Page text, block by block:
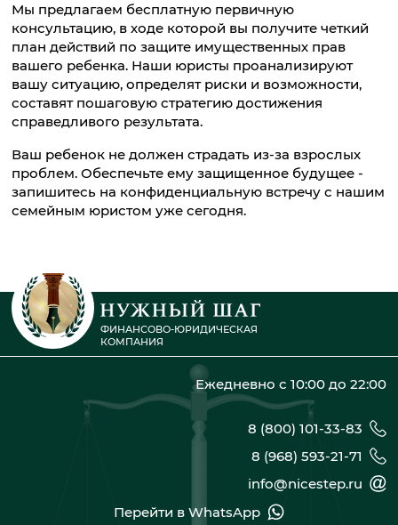
Мы предлагаем бесплатную первичную
консультацию, в ходе которой вы получите четкий
план действий по защите имущественных прав
вашего ребенка. Наши юристы проанализируют
вашу ситуацию, определят риски и возможности,
составят пошаговую стратегию достижения
справедливого результата.
Ваш ребенок не должен страдать из-за взрослых
проблем. Обеспечьте ему защищенное будущее -
запишитесь на конфиденциальную встречу с нашим
семейным юристом уже сегодня.
ФИНАНСОВО-ЮРИДИЧЕСКАЯ
КОМПАНИЯ
Ежедневно с 10:00 до 22:00
8 (800) 101-33-83
8 (968) 593-21-71
info@nicestep.ru
Перейти в WhatsApp